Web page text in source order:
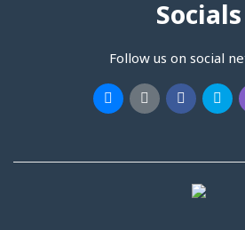
Socials
Follow us on social